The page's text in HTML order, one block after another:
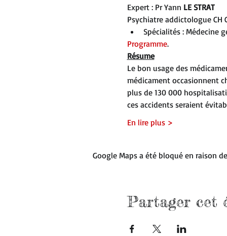
Expert : Pr Yann LE STRAT
Psychiatre addictologue CH
Spécialités : Médecine
Programme.
Résume
Le bon usage des
médicament occasionnent
plus de 130 000
ces accidents seraient
En lire plus >
Google Maps a été bloqué en raison
Partager cet